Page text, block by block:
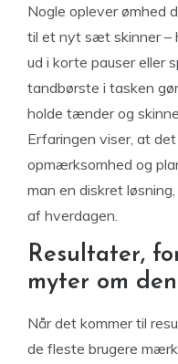
Nogle oplever ømhed
til et nyt sæt skinner –
ud i korte pauser eller
tandbørste i tasken
holde tænder og
Erfaringen viser, at
opmærksomhed og
man en diskret
af hverdagen.
Resultater,
myter om
Når det kommer til
de fleste brugere